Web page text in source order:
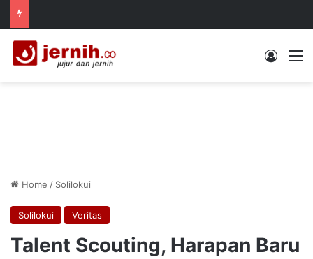
Log In
Home / Solilokui
Solilokui Veritas
Talent Scouting, Harapan Baru